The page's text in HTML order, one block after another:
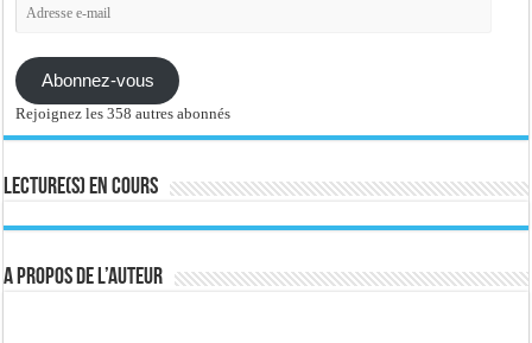
e-
Abonnez-vous
Rejoignez les 358 autres abonnés
Lecture(s) en cours
A propos de l’auteur